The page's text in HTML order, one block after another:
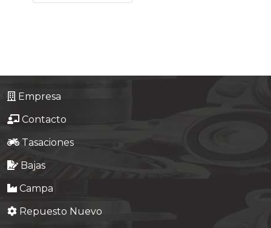
Empresa
Contacto
Tasaciones
Bajas
Campa
Repuesto Nuevo